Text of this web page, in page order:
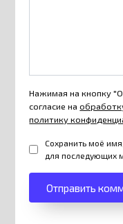
Нажимая на кнопку
согласие на
политику
Сохранить моё
для последующих